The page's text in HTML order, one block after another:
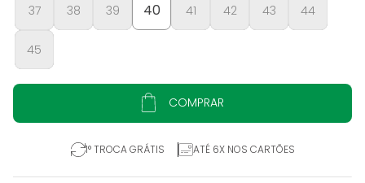
37 38 39 40 41 42 43 44
45
COMPRAR
1° TROCA GRÁTIS ATÉ 6X NOS CARTÕES